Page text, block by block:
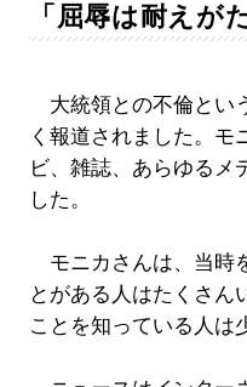
「屈辱は耐えが
大統領との不倫とい
く報道されました。モ
ビ、雑誌、あらゆるメ
した。
モニカさんは、当時
とがある人はたくさん
ことを知っている人は